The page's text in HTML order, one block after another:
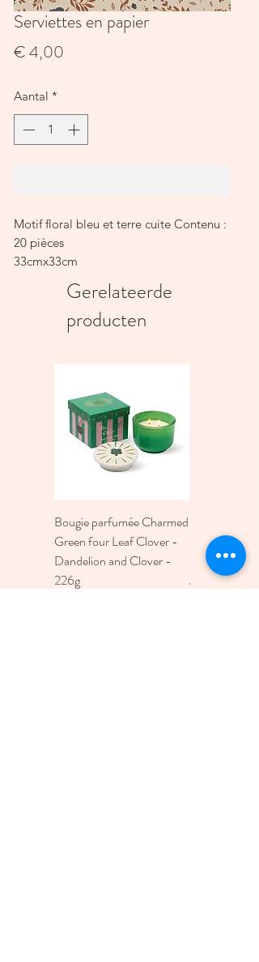
Serviettes en papier
€ 4,00
Aantal *
Motif floral bleu et terre cuite Contenu :
20 pièces
33cmx33cm
Gerelateerde
producten
Bougie parfumée Charmed
Green four Leaf Clover -
Dandelion and Clover -
226g
Oz./118Ml
Moon
Prijs
€ 30,00